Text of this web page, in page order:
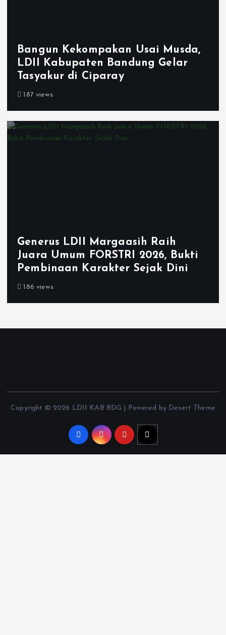
Bangun Kekompakan Usai Musda,
LDII Kabupaten Bandung Gelar
Tasyakur di Ciparay
187 views
Generus LDII Margaasih Raih
Juara Umum FORSTRI 2026, Bukti
Pembinaan Karakter Sejak Dini
186 views
Copyright © 2026 LDII KAB BDG | Powered by Desert Theme